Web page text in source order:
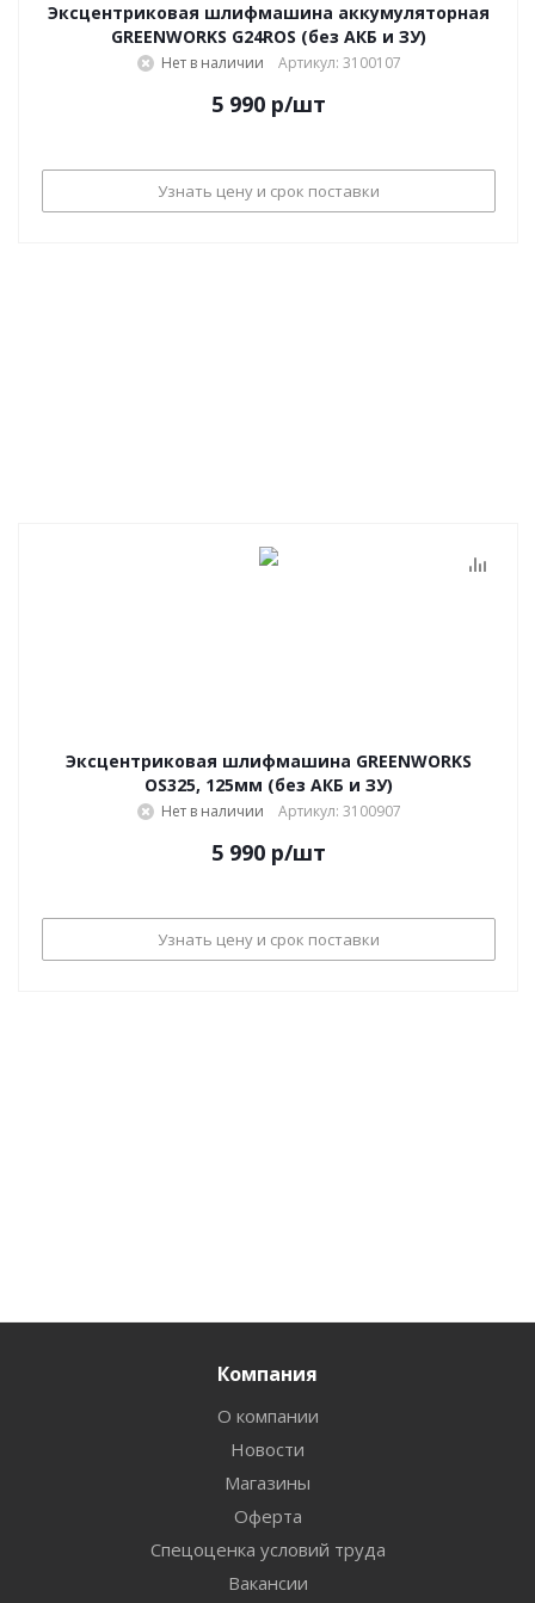
Эксцентриковая шлифмашина аккумуляторная
GREENWORKS G24ROS (без АКБ и ЗУ)
Нет в наличии Артикул: 3100107
5 990 р/шт
Узнать цену и срок поставки
Эксцентриковая шлифмашина GREENWORKS
OS325, 125мм (без АКБ и ЗУ)
Нет в наличии Артикул: 3100907
5 990 р/шт
Узнать цену и срок поставки
Компания
О компании
Новости
Магазины
Оферта
Спецоценка условий труда
Вакансии